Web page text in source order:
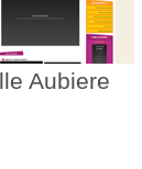
Aubiere